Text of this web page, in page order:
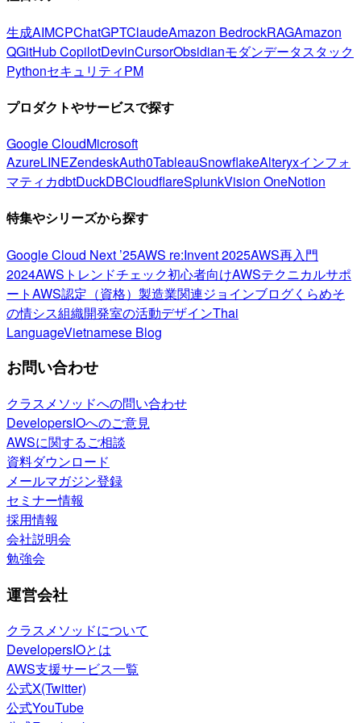
生成AIMCPChatGPTClaudeAmazon BedrockRAGAmazon
QGitHub CopilotDevinCursorObsidianモダンデータスタック
PythonセキュリティPM
プロダクトやサービスで探す
Google CloudMicrosoft
AzureLINEZendeskAuth0TableauSnowflakeAlteryxインフォ
マティカdbtDuckDBCloudflareSplunkVision OneNotion
特集やシリーズから探す
Google Cloud Next ’25AWS re:Invent 2025AWS再入門
2024AWSトレンドチェック初心者向けAWSテクニカルサポ
ートAWS認定（資格） 製造業関連ジョインブログくらめそ
の情シス組織開発室の活動デザインThai
LanguageVietnamese Blog
お問い合わせ
クラスメソッドへの問い合わせ
DevelopersIOへのご意見
AWSに関するご相談
資料ダウンロード
メールマガジン登録
セミナー情報
採用情報
会社説明会
勉強会
運営会社
クラスメソッドについて
DevelopersIOとは
AWS支援サービス一覧
公式X(Twitter)
公式YouTube